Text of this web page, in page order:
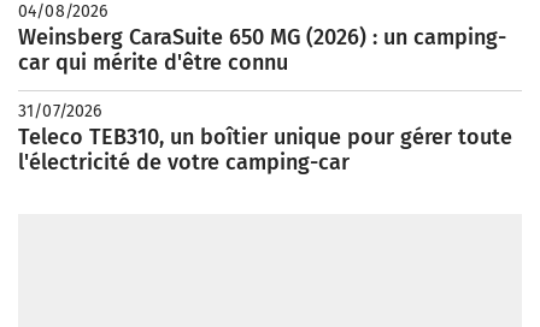
04/08/2026
Weinsberg CaraSuite 650 MG (2026) : un camping-
car qui mérite d'être connu
31/07/2026
Teleco TEB310, un boîtier unique pour gérer toute
l'électricité de votre camping-car